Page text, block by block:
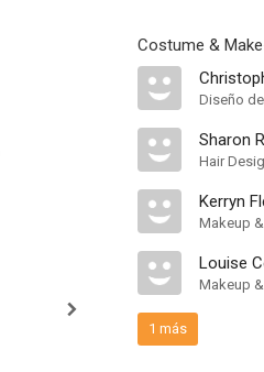
Costume &
Diseño
Sharon
Hair
Kerryn
Makeup
Louise
Makeup
1 más